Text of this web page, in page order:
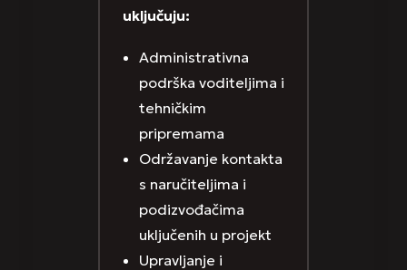
uključuju:
Administrativna
podrška voditeljima i
tehničkim
pripremama
Održavanje kontakta
s naručiteljima i
podizvođačima
uključenih u projekt
Upravljanje i